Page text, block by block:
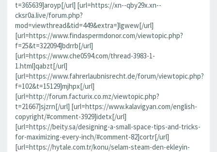
t=365639]aroyp[/url] [url=https://xn--qby29x.xn--
cksr0a.live/forum.php?
mod=viewthread&tid=449&extra=]lgwew[/url]
[url=https://www.findaspermdonor.com/viewtopic.php?
f=25&t=322094]bdrrb[/url]
[url=https://www.che0594.com/thread-3983-1-
1.html]qabzt[/url]
[url=https://www.fahrerlaubnisrecht.de/forum/viewtopic.php?
f=102&t=15129]mjhpx[/url]
[url=http://forum.facturix.co.mz/viewtopic.php?
t=21667]sjzrn[/url] [url=https://www.kalavigyan.com/english-
copyright/#comment-3929]idetx[/url]
[url=https://beity.sa/designing-a-small-space-tips-and-tricks-
for-maximizing-every-inch/#comment-82]cortr[/url]
[url=https://hytale.com.tr/konu/selam-steam-den-ekleyin-